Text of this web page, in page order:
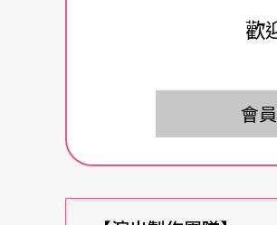
一般人也許不那麼了解奧福
詳。那不僅是電視、電影或
n）全球巡迴演唱會《危險
歌劇《安蒂岡妮》Antigonae
uge，也都是深受世人喜愛
滿童趣，若仔細研究，更可
歡
會